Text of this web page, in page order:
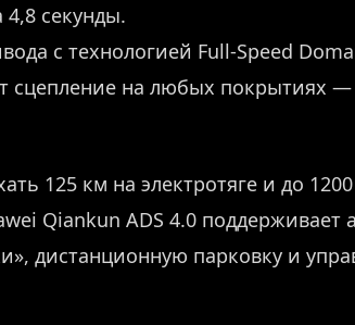
4,8 секунды.
с технологией Full-Speed
сцепление на любых покрытиях —
125 км на электротяге и до
Qiankun ADS 4.0 поддерживает
дистанционную парковку и